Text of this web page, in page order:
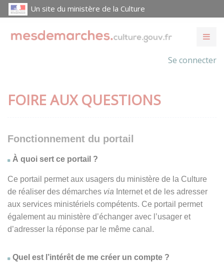
Un site du ministère de la Culture
Se connecter
FOIRE AUX QUESTIONS
Fonctionnement du portail
À quoi sert ce portail ?
Ce portail permet aux usagers du ministère de la Culture
de réaliser des démarches via Internet et de les adresser
aux services ministériels compétents. Ce portail permet
également au ministère d’échanger avec l’usager et
d’adresser la réponse par le même canal.
Quel est l’intérêt de me créer un compte ?